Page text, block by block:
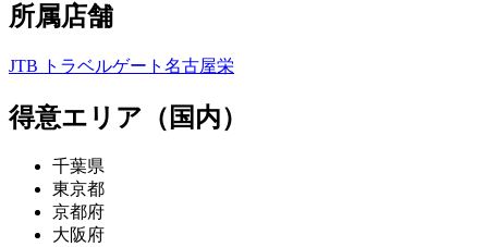
所属店舗
JTB トラベルゲート名古屋栄
得意エリア（国内）
千葉県
東京都
京都府
大阪府